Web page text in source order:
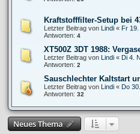
Kraftstofffilter-Setup bei
Letzter Beitrag von Lindi « Fr
Antworten: 4
XT500Z 3DT 1988:
Letzter Beitrag von Lindi « Di 4.
Antworten: 2
Sauschlechter Kaltstart
Letzter Beitrag von Lindi « Do
Antworten: 32
Neues Thema